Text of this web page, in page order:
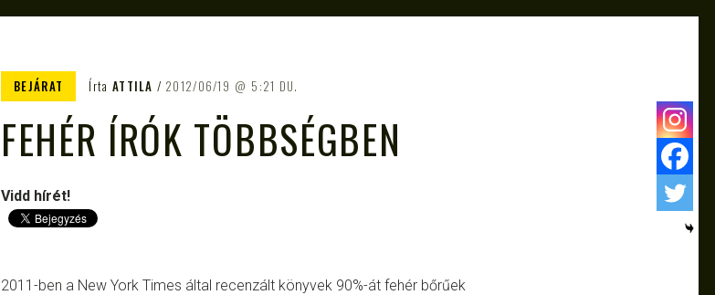
BEJÁRAT Írta ATTILA 2012/06/19 5:21 DU.
FEHÉR ÍRÓK TÖBBSÉGBEN
Vidd hírét!
2011-ben a New York Times által recenzált könyvek 90%-át fehér bőrűek